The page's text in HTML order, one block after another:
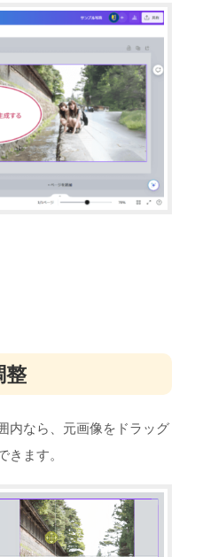
整
内なら、元画像をドラッグ
きます。